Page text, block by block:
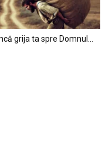
grija ta spre Domnul…